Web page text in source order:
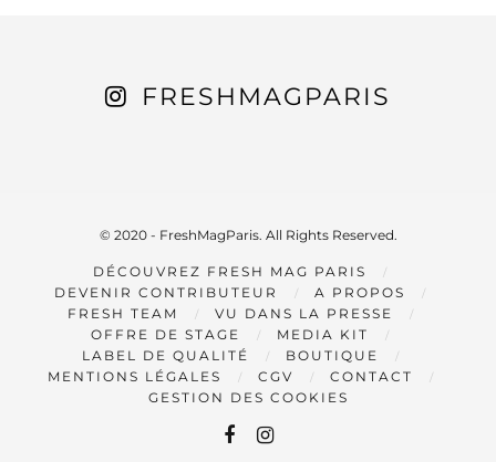
FRESHMAGPARIS
© 2020 - FreshMagParis. All Rights Reserved.
DÉCOUVREZ FRESH MAG PARIS
DEVENIR CONTRIBUTEUR
A PROPOS
FRESH TEAM
VU DANS LA PRESSE
OFFRE DE STAGE
MEDIA KIT
LABEL DE QUALITÉ
BOUTIQUE
MENTIONS LÉGALES
CGV
CONTACT
GESTION DES COOKIES